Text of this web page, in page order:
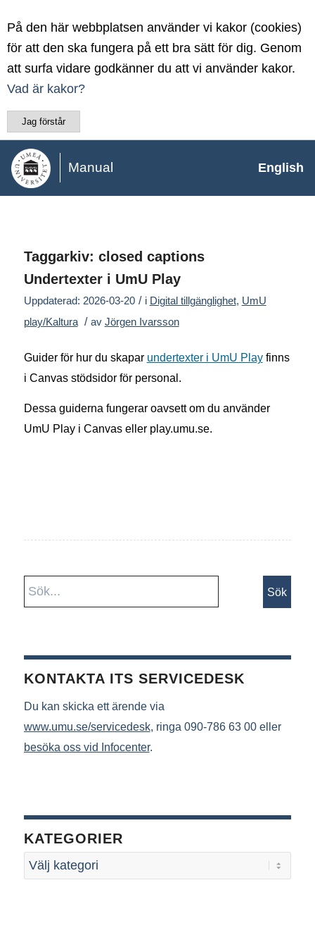
På den här webbplatsen använder vi kakor (cookies)
för att den ska fungera på ett bra sätt för dig. Genom
att surfa vidare godkänner du att vi använder kakor.
Vad är kakor?
Jag förstår
Manual English
Taggarkiv: closed captions
Undertexter i UmU Play
Uppdaterad: 2026-03-20 / i Digital tillgänglighet, UmU
play/Kaltura / av Jörgen Ivarsson
Guider för hur du skapar undertexter i UmU Playfinns
i Canvas stödsidor för personal.
Dessa guiderna fungerar oavsett om du använder
UmU Play i Canvas eller play.umu.se.
KONTAKTA ITS SERVICEDESK
Du kan skicka ett ärende via
www.umu.se/servicedesk, ringa 090-786 63 00 eller
besöka oss vid Infocenter.
KATEGORIER